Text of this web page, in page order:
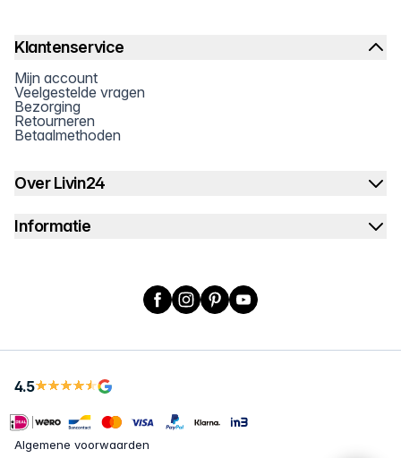
Klantenservice
Mijn account
Veelgestelde vragen
Bezorging
Retourneren
Betaalmethoden
Over Livin24
Informatie
Facebook
Instagram
PinterestYouTube
4.5
Algemene voorwaarden